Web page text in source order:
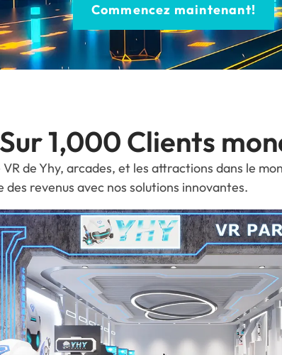
Commencez maintenant!
Sur 1,000 Clients
de Yhy, arcades, et les attractions dans le
des revenus avec nos solutions innovantes.